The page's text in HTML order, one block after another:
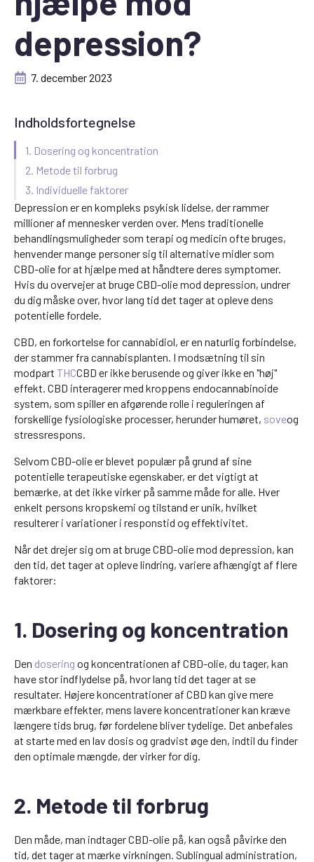
depression?
7. december 2023
Depression er en kompleks psykisk lidelse, der rammer
millioner af mennesker verden over. Mens traditionelle
behandlingsmuligheder som terapi og medicin ofte bruges,
henvender mange personer sig til alternative midler som
CBD-olie for at hjælpe med at håndtere deres symptomer.
Hvis du overvejer at bruge CBD-olie mod depression, undrer
du dig måske over, hvor lang tid det tager at opleve dens
potentielle fordele.
CBD, en forkortelse for cannabidiol, er en naturlig forbindelse,
der stammer fra cannabisplanten. I modsætning til sin
modpart THCCBD er ikke berusende og giver ikke en "høj"
effekt. CBD interagerer med kroppens endocannabinoide
system, som spiller en afgørende rolle i reguleringen af
forskellige fysiologiske processer, herunder humøret, soveog
stressrespons.
Selvom CBD-olie er blevet populær på grund af sine
potentielle terapeutiske egenskaber, er det vigtigt at
bemærke, at det ikke virker på samme måde for alle. Hver
enkelt persons kropskemi og tilstand er unik, hvilket
resulterer i variationer i responstid og effektivitet.
Når det drejer sig om at bruge CBD-olie mod depression, kan
den tid, det tager at opleve lindring, variere afhængigt af flere
faktorer:
1. Dosering og koncentration
Den dosering og koncentrationen af CBD-olie, du tager, kan
have stor indflydelse på, hvor lang tid det tager at se
resultater. Højere koncentrationer af CBD kan give mere
mærkbare effekter, mens lavere koncentrationer kan kræve
længere tids brug, før fordelene bliver tydelige. Det anbefales
at starte med en lav dosis og gradvist øge den, indtil du finder
den optimale mængde, der virker for dig.
2. Metode til forbrug
Den måde, man indtager CBD-olie på, kan også påvirke den
tid, det tager at mærke virkningen. Sublingual administration,
Indholdsfortegnelse
1. Dosering og koncentration
2. Metode til forbrug
3. Individuelle faktorer